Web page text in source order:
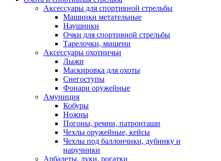
Аксессуары для спортивной стрельбы
Машинки метательные
Наушники
Очки для спортивной стрельбы
Тарелочки, мишени
Аксессуары охотничьи
Лыжи
Маскировка для охоты
Снегоступы
Фонари оружейные
Амуниция
Кобуры
Ножны
Погоны, ремни, патронташи
Чехлы оружейные, кейсы
Чехлы под баллончики, дубинку и
наручники
Арбалеты, луки, рогатки